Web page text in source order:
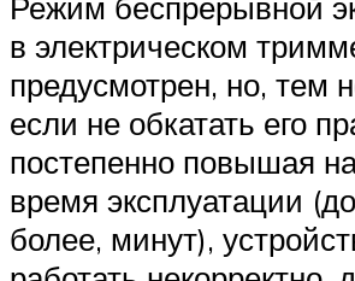
в электрическом
предусмотрен, но, тем
если не обкатать его
постепенно повышая
время эксплуатации
более, минут),